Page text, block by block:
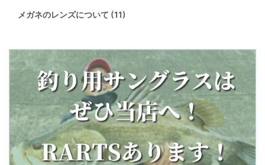
メガネのレンズについて (11)